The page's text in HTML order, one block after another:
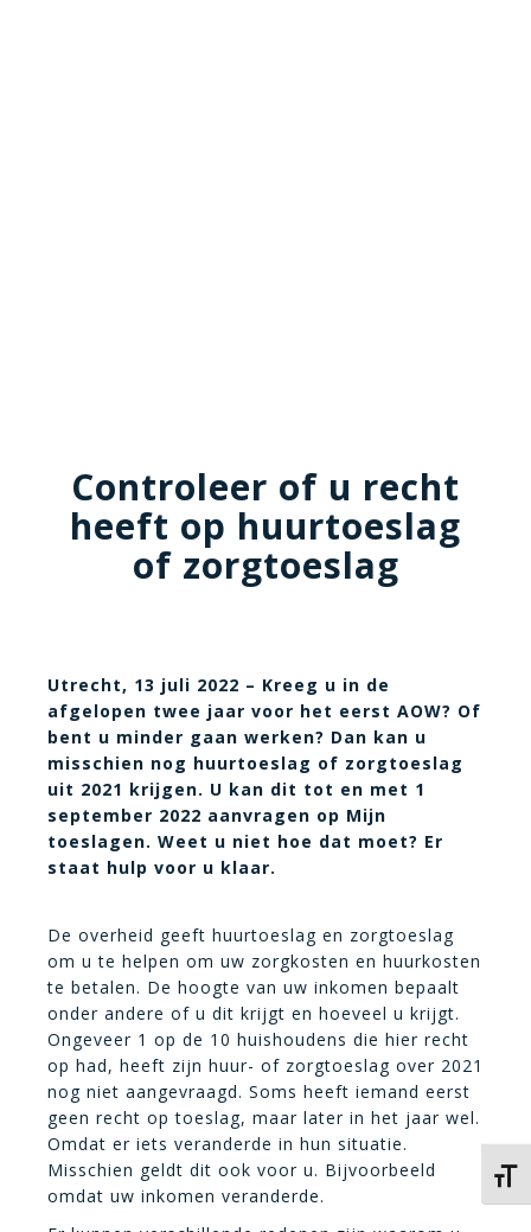
Controleer of u recht
heeft op huurtoeslag
of zorgtoeslag
Utrecht, 13 juli 2022 – Kreeg u in de
afgelopen twee jaar voor het eerst AOW? Of
bent u minder gaan werken? Dan kan u
misschien nog huurtoeslag of zorgtoeslag
uit 2021 krijgen. U kan dit tot en met 1
september 2022 aanvragen op Mijn
toeslagen. Weet u niet hoe dat moet? Er
staat hulp voor u klaar.
De overheid geeft huurtoeslag en zorgtoeslag
om u te helpen om uw zorgkosten en huurkosten
te betalen. De hoogte van uw inkomen bepaalt
onder andere of u dit krijgt en hoeveel u krijgt.
Ongeveer 1 op de 10 huishoudens die hier recht
op had, heeft zijn huur- of zorgtoeslag over 2021
nog niet aangevraagd. Soms heeft iemand eerst
geen recht op toeslag, maar later in het jaar wel.
Omdat er iets veranderde in hun situatie.
Misschien geldt dit ook voor u. Bijvoorbeeld
omdat uw inkomen veranderde.